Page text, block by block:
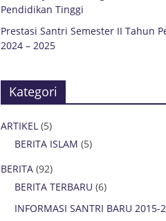
Pendidikan Tinggi
Prestasi Santri Semester II Tahun
2024 – 2025
Kategori
ARTIKEL (5)
BERITA ISLAM (5)
BERITA (92)
BERITA TERBARU (6)
INFORMASI SANTRI BARU 2015-